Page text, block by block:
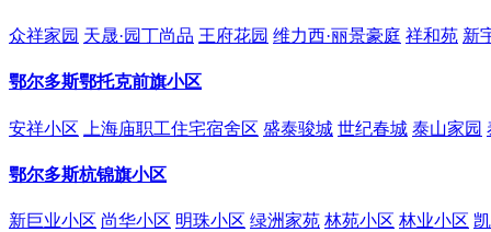
众祥家园 天晟·园丁尚品 王府花园 维力西·丽景豪庭 祥和苑 新
鄂尔多斯鄂托克前旗小区
安祥小区 上海庙职工住宅宿舍区 盛泰骏城 世纪春城 泰山家园
鄂尔多斯杭锦旗小区
新巨业小区 尚华小区 明珠小区 绿洲家苑 林苑小区 林业小区